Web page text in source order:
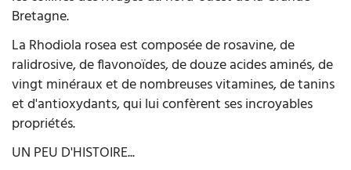
Bretagne.
La Rhodiola rosea est composée de rosavine, de
ralidrosive, de flavonoïdes, de douze acides aminés, de
vingt minéraux et de nombreuses vitamines, de tanins
et d'antioxydants, qui lui confèrent ses incroyables
propriétés.
UN PEU D'HISTOIRE...